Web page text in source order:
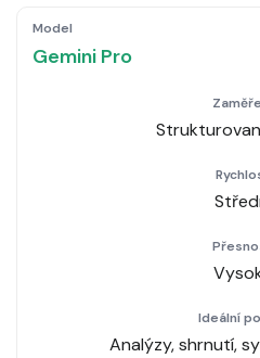
Gemini Pro
Analýzy, shrnutí,